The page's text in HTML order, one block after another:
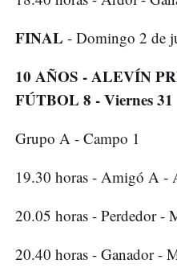
FINAL - Domingo 2 de
10 AÑOS - ALEVÍN
FÚTBOL 8 - Viernes 31
Grupo A - Campo 1
19.30 horas - Amigó A -
20.05 horas - Perdedor -
20.40 horas - Ganador -